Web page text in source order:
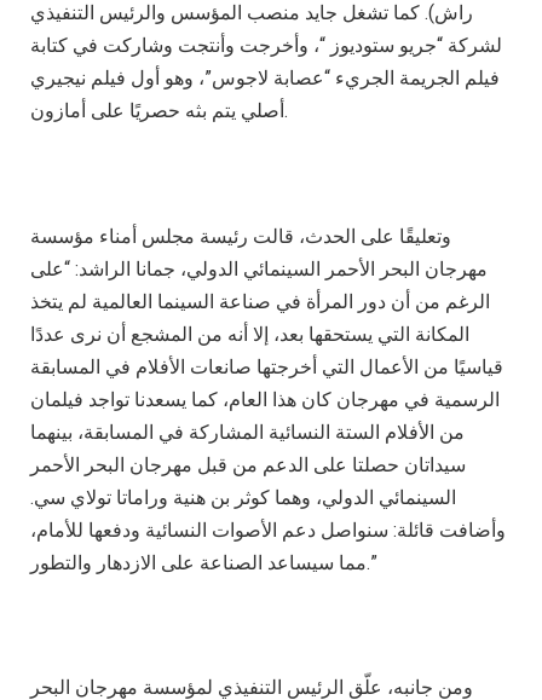
راش). كما تشغل جايد منصب المؤسس والرئيس التنفيذي
لشركة “جريو ستوديوز “، وأخرجت وأنتجت وشاركت في كتابة
فيلم الجريمة الجريء “عصابة لاجوس”، وهو أول فيلم نيجيري
أصلي يتم بثه حصريًا على أمازون.
وتعليقًا على الحدث، قالت رئيسة مجلس أمناء مؤسسة
مهرجان البحر الأحمر السينمائي الدولي، جمانا الراشد: “على
الرغم من أن دور المرأة في صناعة السينما العالمية لم يتخذ
المكانة التي يستحقها بعد، إلا أنه من المشجع أن نرى عددًا
قياسيًا من الأعمال التي أخرجتها صانعات الأفلام في المسابقة
الرسمية في مهرجان كان هذا العام، كما يسعدنا تواجد فيلمان
من الأفلام الستة النسائية المشاركة في المسابقة، بينهما
سيداتان حصلتا على الدعم من قبل مهرجان البحر الأحمر
السينمائي الدولي، وهما كوثر بن هنية وراماتا تولاي سي.
وأضافت قائلة: سنواصل دعم الأصوات النسائية ودفعها للأمام،
مما سيساعد الصناعة على الازدهار والتطور.”
ومن جانبه، علّق الرئيس التنفيذي لمؤسسة مهرجان البحر